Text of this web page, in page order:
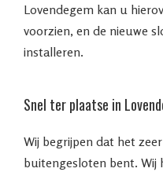
Lovendegem kan u
voorzien, en de nieuwe
installeren.
Snel ter plaatse in
Wij begrijpen dat het
buitengesloten bent. Wij